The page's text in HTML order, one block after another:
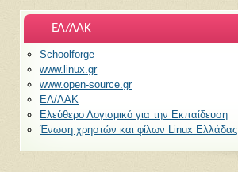
ΕΛ/ΛΑΚ
Schoolforge
www.linux.gr
www.open-source.gr
ΕΛ/ΛΑΚ
Ελεύθερο Λογισμικό για την Εκπαίδευση
Ένωση χρηστών και φίλων Linux Ελλάδας